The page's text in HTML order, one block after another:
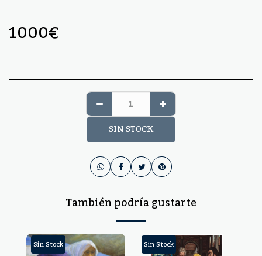
1000€
SIN STOCK
También podría gustarte
Sin Stock Sin Stock